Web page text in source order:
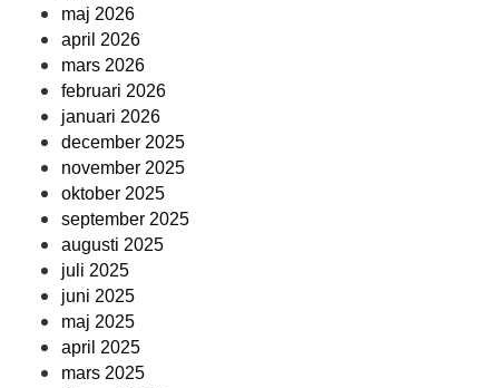
maj 2026
april 2026
mars 2026
februari 2026
januari 2026
december 2025
november 2025
oktober 2025
september 2025
augusti 2025
juli 2025
juni 2025
maj 2025
april 2025
mars 2025